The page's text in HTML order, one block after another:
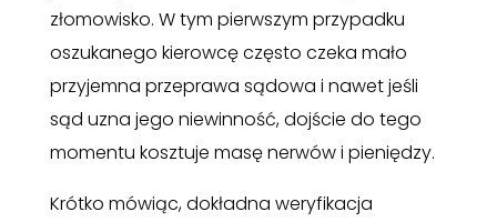
złomowisko. W tym pierwszym przypadku
oszukanego kierowcę często czeka mało
przyjemna przeprawa sądowa i nawet jeśli
sąd uzna jego niewinność, dojście do tego
momentu kosztuje masę nerwów i pieniędzy.
Krótko mówiąc, dokładna weryfikacja